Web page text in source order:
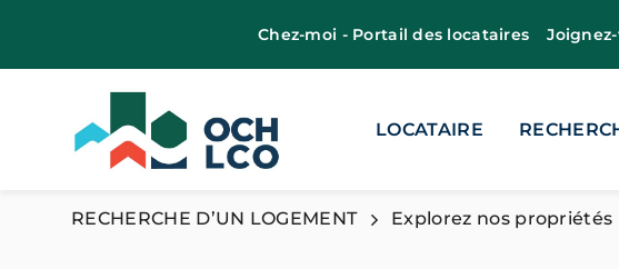
Chez-moi - Portail des locataires
LOCATAIRE
RECHERCHE D’UN LOGEMENT Explorez nos propriétés